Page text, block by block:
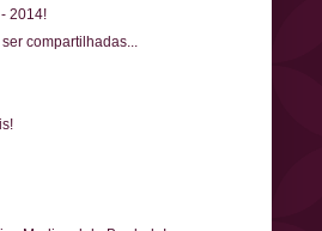
2014!
compartilhadas...